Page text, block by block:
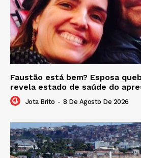
Faustão está bem? Esposa
revela estado de saúde do
Jota Brito - 8 De Agosto De 2026